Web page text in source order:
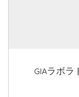
GIAラボ